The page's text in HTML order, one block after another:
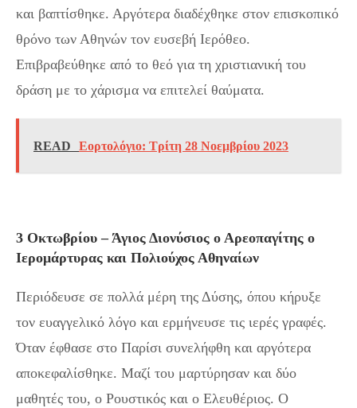
και βαπτίσθηκε. Αργότερα διαδέχθηκε στον επισκοπικό
θρόνο των Αθηνών τον ευσεβή Ιερόθεο.
Επιβραβεύθηκε από το θεό για τη χριστιανική του
δράση με το χάρισμα να επιτελεί θαύματα.
READ Εορτολόγιο: Τρίτη 28 Νοεμβρίου 2023
3 Οκτωβρίου – Άγιος Διονύσιος ο Αρεοπαγίτης ο
Ιερομάρτυρας και Πολιούχος Αθηναίων
Περιόδευσε σε πολλά μέρη της Δύσης, όπου κήρυξε
τον ευαγγελικό λόγο και ερμήνευσε τις ιερές γραφές.
Όταν έφθασε στο Παρίσι συνελήφθη και αργότερα
αποκεφαλίσθηκε. Μαζί του μαρτύρησαν και δύο
μαθητές του, ο Ρουστικός και ο Ελευθέριος. Ο